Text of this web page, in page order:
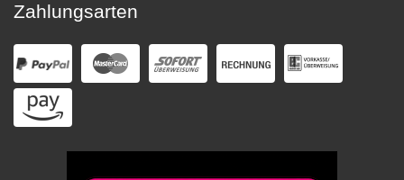
Zahlungsarten